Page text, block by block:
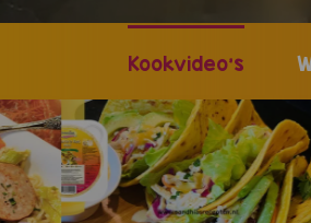
Kookvideo's